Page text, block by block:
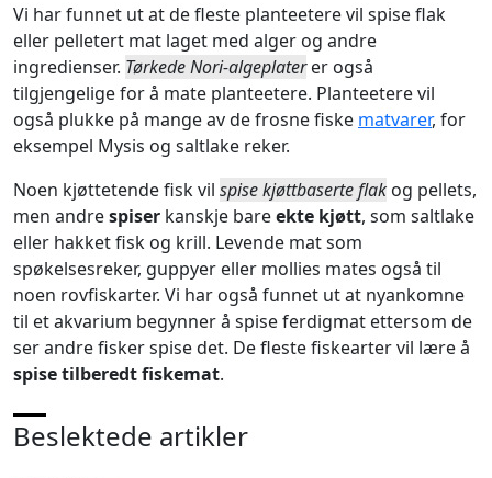
Vi har funnet ut at de fleste planteetere vil spise flak
eller pelletert mat laget med alger og andre
ingredienser. Tørkede Nori-algeplaterer også
tilgjengelige for å mate planteetere. Planteetere vil
også plukke på mange av de frosne fiske matvarer, for
eksempel Mysis og saltlake reker.
Noen kjøttetende fisk vil spise kjøttbaserte flak og pellets,
men andrespiser kanskje bareekte kjøtt, som saltlake
eller hakket fisk og krill. Levende mat som
spøkelsesreker, guppyer eller mollies mates også til
noen rovfiskarter. Vi har også funnet ut at nyankomne
til et akvarium begynner å spise ferdigmat ettersom de
ser andre fisker spise det. De fleste fiskearter vil lære å
spise tilberedt fiskemat.
Beslektede artikler